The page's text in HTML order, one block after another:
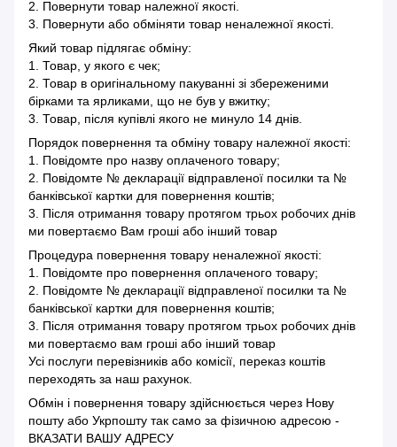
2. Повернути товар належної якості.
3. Повернути або обміняти товар неналежної якості.
Який товар підлягає обміну:
1. Товар, у якого є чек;
2. Товар в оригінальному пакуванні зі збереженими
бірками та ярликами, що не був у вжитку;
3. Товар, після купівлі якого не минуло 14 днів.
Порядок повернення та обміну товару належної якості:
1. Повідомте про назву оплаченого товару;
2. Повідомте № декларації відправленої посилки та №
банківської картки для повернення коштів;
3. Після отримання товару протягом трьох робочих днів
ми повертаємо Вам гроші або інший товар
Процедура повернення товару неналежної якості:
1. Повідомте про повернення оплаченого товару;
2. Повідомте № декларації відправленої посилки та №
банківської картки для повернення коштів;
3. Після отримання товару протягом трьох робочих днів
ми повертаємо вам гроші або інший товар
Усі послуги перевізників або комісії, переказ коштів
переходять за наш рахунок.
Обмін і повернення товару здійснюється через Нову
пошту або Укрпошту так само за фізичною адресою -
ВКАЗАТИ ВАШУ АДРЕСУ